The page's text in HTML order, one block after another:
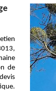
de